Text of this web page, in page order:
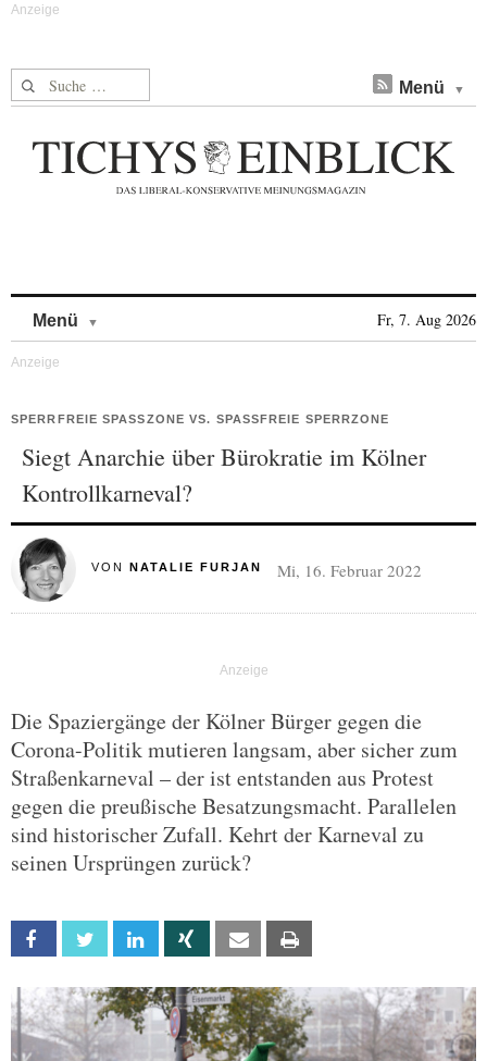
Suche nach: Menü
Menü Fr, 7. Aug 2026
SPERRFREIE SPASSZONE VS. SPASSFREIE SPERRZONE
Siegt Anarchie über Bürokratie im Kölner
Kontrollkarneval?
VON NATALIE FURJAN Mi, 16. Februar 2022
Die Spaziergänge der Kölner Bürger gegen die
Corona-Politik mutieren langsam, aber sicher zum
Straßenkarneval – der ist entstanden aus Protest
gegen die preußische Besatzungsmacht. Parallelen
sind historischer Zufall. Kehrt der Karneval zu
seinen Ursprüngen zurück?
Facebook Twitter Linkedin Xing Email